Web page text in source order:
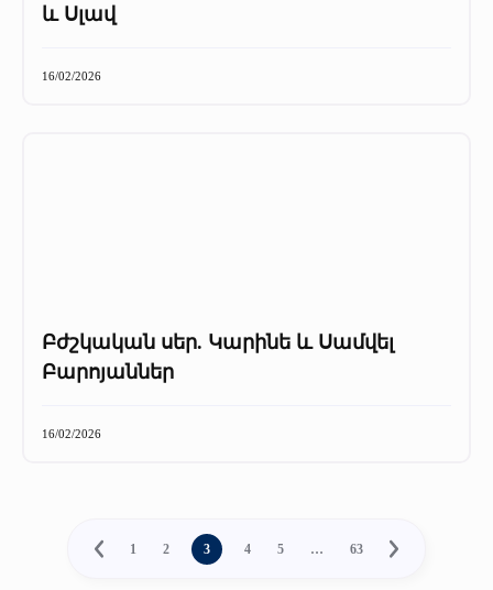
և Սլավ
16/02/2026
Բժշկական սեր. Կարինե և Սամվել
Բարոյաններ
16/02/2026
1 2 3 4 5 … 63